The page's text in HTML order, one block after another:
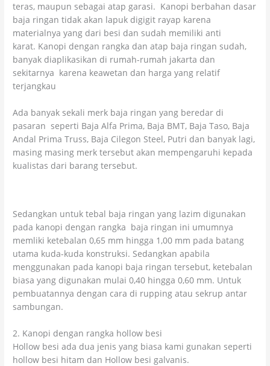
teras, maupun sebagai atap garasi. Kanopi berbahan dasar
baja ringan tidak akan lapuk digigit rayap karena
materialnya yang dari besi dan sudah memiliki anti
karat. Kanopi dengan rangka dan atap baja ringan sudah,
banyak diaplikasikan di rumah-rumah jakarta dan
sekitarnya karena keawetan dan harga yang relatif
terjangkau
Ada banyak sekali merk baja ringan yang beredar di
pasaran seperti Baja Alfa Prima, Baja BMT, Baja Taso, Baja
Andal Prima Truss, Baja Cilegon Steel, Putri dan banyak lagi,
masing masing merk tersebut akan mempengaruhi kepada
kualistas dari barang tersebut.
Sedangkan untuk tebal baja ringan yang lazim digunakan
pada kanopi dengan rangka baja ringan ini umumnya
memliki ketebalan 0,65 mm hingga 1,00 mm pada batang
utama kuda-kuda konstruksi. Sedangkan apabila
menggunakan pada kanopi baja ringan tersebut, ketebalan
biasa yang digunakan mulai 0,40 hingga 0,60 mm. Untuk
pembuatannya dengan cara di rupping atau sekrup antar
sambungan.
2. Kanopi dengan rangka hollow besi
Hollow besi ada dua jenis yang biasa kami gunakan seperti
hollow besi hitam dan Hollow besi galvanis.